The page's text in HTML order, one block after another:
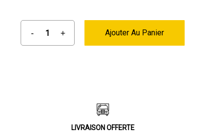
Ajouter Au Panier
LIVRAISON OFFERTE